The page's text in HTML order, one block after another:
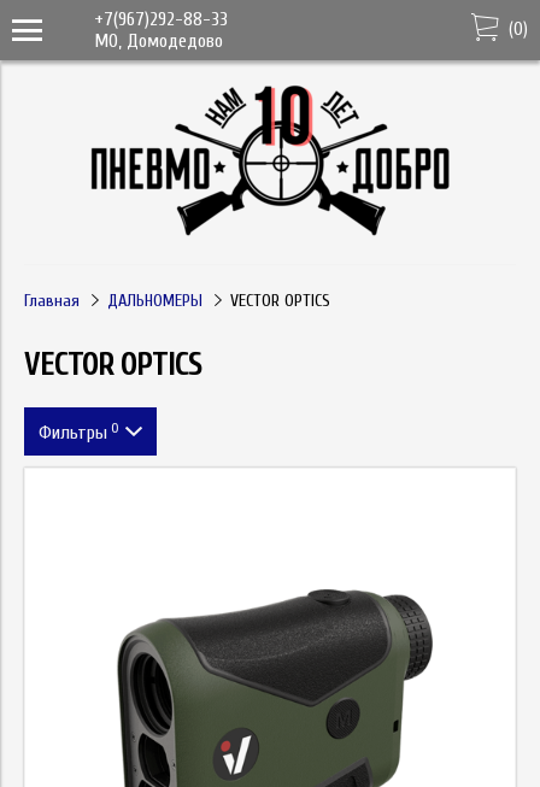
+7(967)292-88-33
МО, Домодедово
(0)
Главная ДАЛЬНОМЕРЫ VECTOR OPTICS
VECTOR OPTICS
Фильтры 0